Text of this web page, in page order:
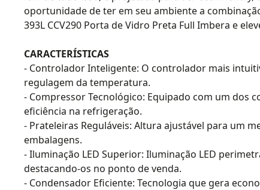
oportunidade de ter em seu ambiente a
393L CCV290 Porta de Vidro Preta Full Imbera e
CARACTERÍSTICAS
- Controlador Inteligente: O controlador mais
regulagem da temperatura.
- Compressor Tecnológico: Equipado com um dos
eficiência na refrigeração.
- Prateleiras Reguláveis: Altura ajustável para um
embalagens.
- Iluminação LED Superior: Iluminação LED
destacando-os no ponto de venda.
- Condensador Eficiente: Tecnologia que gera